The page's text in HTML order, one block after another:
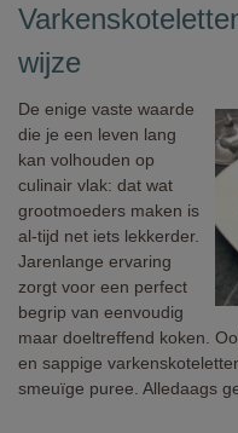
wijze
De enige vaste waarde
die je een leven lang
kan volhouden op
culinair vlak: dat wat
grootmoeders maken is
al-tijd net iets lekkerder.
Jarenlange ervaring
zorgt voor een perfect
begrip van eenvoudig
maar doeltreffend koken.
en sappige
smeuïge puree. Alledaags